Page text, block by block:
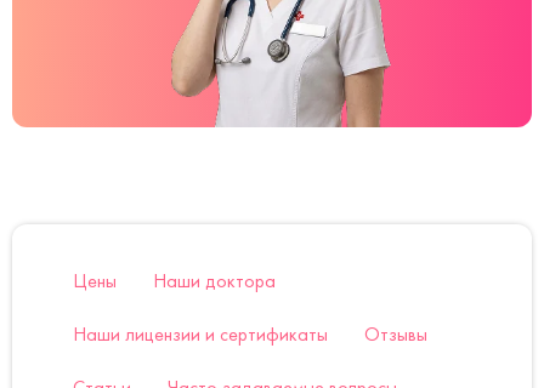
Цены Наши доктора
Наши лицензии и сертификаты Отзывы